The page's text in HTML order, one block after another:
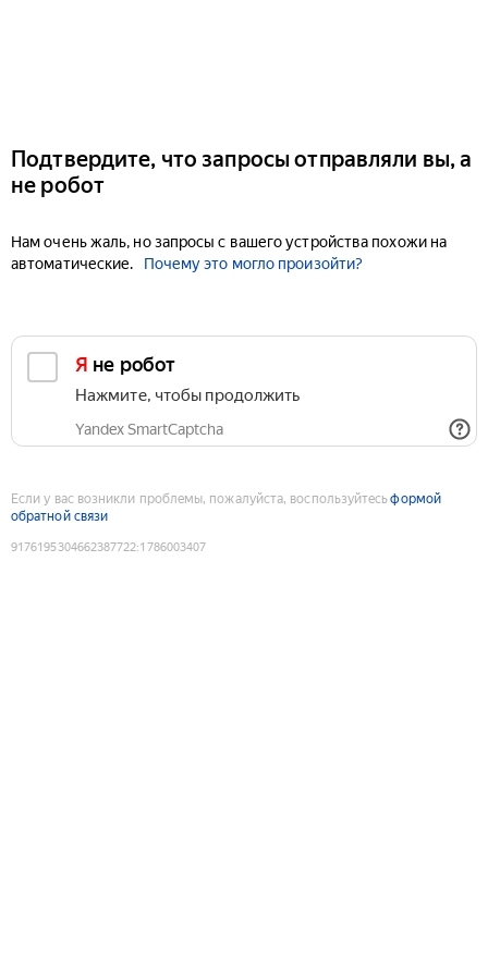
Подтвердите, что запросы отправляли вы, а
не робот
Нам очень жаль, но запросы с вашего устройства похожи на
автоматические.
Почему это могло произойти?
Я не робот
Нажмите, чтобы продолжить
Yandex SmartCaptcha
Если у вас возникли проблемы, пожалуйста, воспользуйтесьформой
обратной связи
9176195304662387722:1786003407